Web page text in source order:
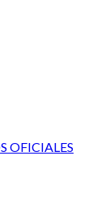
OFICIALES